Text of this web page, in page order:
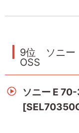
9位 ソニー
OSS
ソニー E